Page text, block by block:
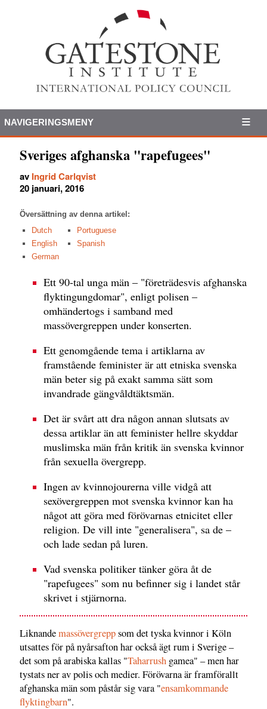
NAVIGERINGSMENY
Sveriges afghanska "rapefugees"
av Ingrid Carlqvist
20 januari, 2016
Översättning av denna artikel:
Dutch
English
German
Portuguese
Spanish
Ett 90-tal unga män – "företrädesvis afghanska
flyktingungdomar", enligt polisen –
omhändertogs i samband med
massövergreppen under konserten.
Ett genomgående tema i artiklarna av
framstående feminister är att etniska svenska
män beter sig på exakt samma sätt som
invandrade gängvåldtäktsmän.
Det är svårt att dra någon annan slutsats av
dessa artiklar än att feminister hellre skyddar
muslimska män från kritik än svenska kvinnor
från sexuella övergrepp.
Ingen av kvinnojourerna ville vidgå att
sexövergreppen mot svenska kvinnor kan ha
något att göra med förövarnas etnicitet eller
religion. De vill inte "generalisera", sa de –
och lade sedan på luren.
Vad svenska politiker tänker göra åt de
"rapefugees" som nu befinner sig i landet står
skrivet i stjärnorna.
Liknandemassövergreppsom det tyska kvinnor i Köln
utsattes för på nyårsafton har också ägt rum i Sverige –
det som på arabiska kallas "Taharrush gamea" – men har
tystats ner av polis och medier. Förövarna är framförallt
afghanska män som påstår sig vara "ensamkommande
flyktingbarn".